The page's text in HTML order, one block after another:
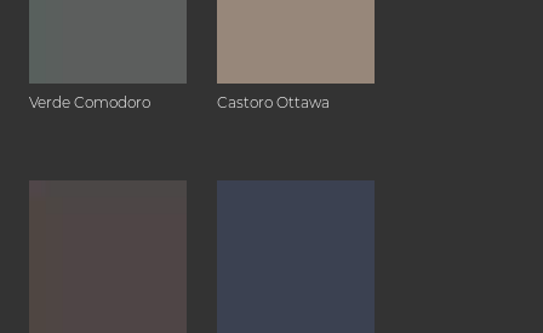
Verde Comodoro Castoro Ottawa